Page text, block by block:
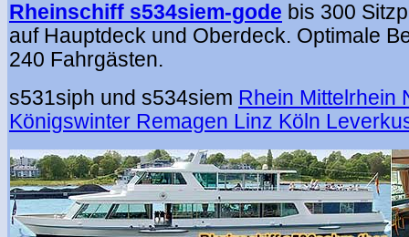
Rheinschiff s534siem-gode bis 300
auf Hauptdeck und Oberdeck. Optimale
240 Fahrgästen.
s531siph und s534siem Rhein Mittelrhein
Königswinter Remagen Linz Köln